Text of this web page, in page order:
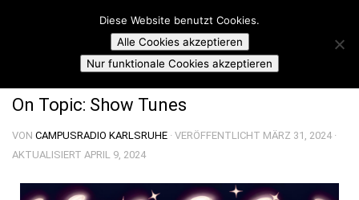
Skip to content
Campusradio Karlsruhe
ON TOPIC SUNDAY
On Topic: Show Tunes
VON CAMPUSRADIO KARLSRUHE · VERÖFFENTLICHT MÄRZ 31, 2024·
AKTUALISIERT APRIL 9, 2024
Diese Website benutzt Cookies.
Alle Cookies akzeptieren
Nur funktionale Cookies akzeptieren